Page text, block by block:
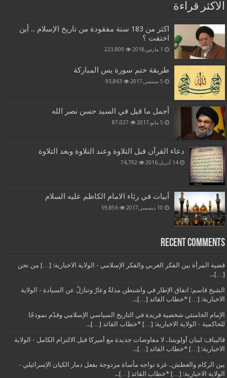
الاكثر قراءة
اكثر من 183 سنة مفقودة من تاريخ الإسلام .. أين
اختفت ؟
1 مارس,2018 223,809
طريقة ختم سورة يس المباركة
5 سبتمبر,2017 93,863
أجمل ما قيل في السيد حسن نصر الله
5 مايو,2017 87,027
دعاء القرآن قبل التلاوة وعند التلاوة وبعد التلاوة
14 أبريل,2016 74,792
أبيات في رثاء الامام الكاظم عليه السلام
10 ديسمبر,2017 59,856
Recent Comments
قضية المرأة بين الفكر الغربي والفكر الإسلامي - الولاية الاخبارية: […] من نحن
[…]...
الشيخ قاسم: اتفاق الإطار في واشنطن مذلةٌ وعارٌ وتنازلٌ عن السيادة - الولاية
الاخبارية: […] *خطاب القائد […]...
الإمام الخامنئي شخصية فريدة في التاريخ السياسي الإسلامي وقدّم نموذجًا
للحاكمية - الولاية الاخبارية: […] *خطاب القائد […]...
قاليباف: لبنان أولويتنا.. لا مفاوضات جديدة مع أميركا قبل الالتزام الكامل - الولاية
الاخبارية: […] *خطاب القائد […]...
بين الركام والعطش.. غزة تواجه مأساة مزدوجة بفعل دمار الكيان الإسرائيلي -
الولاية الاخبارية: […] *خطاب القائد […]...